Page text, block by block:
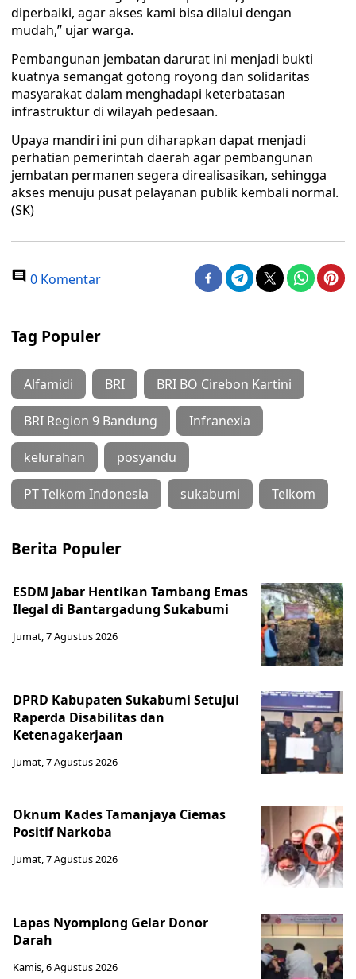
diperbaiki, agar akses kami bisa dilalui dengan
mudah,” ujar warga.
Pembangunan jembatan darurat ini menjadi bukti
kuatnya semangat gotong royong dan solidaritas
masyarakat dalam menghadapi keterbatasan
infrastruktur di wilayah pedesaan.
Upaya mandiri ini pun diharapkan dapat menjadi
perhatian pemerintah daerah agar pembangunan
jembatan permanen segera direalisasikan, sehingga
akses menuju pusat pelayanan publik kembali normal.
(SK)
0 Komentar
Tag Populer
Alfamidi BRI BRI BO Cirebon Kartini
BRI Region 9 Bandung Infranexia
kelurahan posyandu
PT Telkom Indonesia sukabumi Telkom
Berita Populer
ESDM Jabar Hentikan Tambang Emas
Ilegal di Bantargadung Sukabumi
Jumat, 7 Agustus 2026
DPRD Kabupaten Sukabumi Setujui
Raperda Disabilitas dan
Ketenagakerjaan
Jumat, 7 Agustus 2026
Oknum Kades Tamanjaya Ciemas
Positif Narkoba
Jumat, 7 Agustus 2026
Lapas Nyomplong Gelar Donor
Darah
Kamis, 6 Agustus 2026